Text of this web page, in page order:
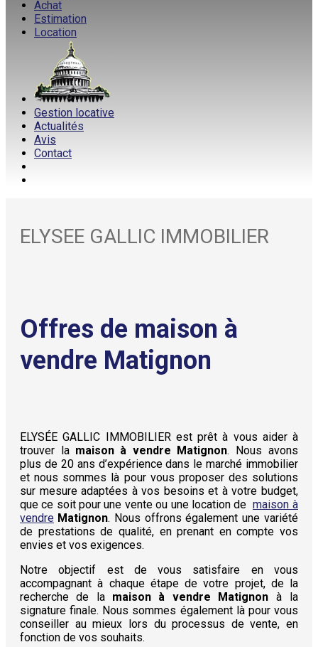
Achat
Estimation
Location
Gestion locative
Actualités
Avis
Contact
ELYSEE GALLIC IMMOBILIER
Offres de maison à
vendre Matignon
ELYSÉE GALLIC IMMOBILIER est prêt à vous aider à
trouver la maison à vendre Matignon. Nous avons
plus de 20 ans d’expérience dans le marché immobilier
et nous sommes là pour vous proposer des solutions
sur mesure adaptées à vos besoins et à votre budget,
que ce soit pour une vente ou une location de maison à
vendre Matignon. Nous offrons également une variété
de prestations de qualité, en prenant en compte vos
envies et vos exigences.
Notre objectif est de vous satisfaire en vous
accompagnant à chaque étape de votre projet, de la
recherche de la maison à vendre Matignon à la
signature finale. Nous sommes également là pour vous
conseiller au mieux lors du processus de vente, en
fonction de vos souhaits.